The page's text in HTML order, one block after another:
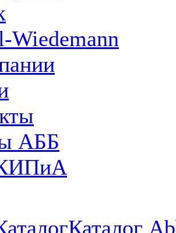
Wiedemann
АББ
Каталог